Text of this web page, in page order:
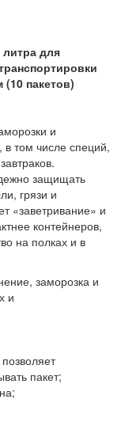
для
(10 пакетов)
и
в том числе специй,
защищать
грязи и
«заветривание» и
контейнеров,
на полках и в
заморозка и
и
пакет;